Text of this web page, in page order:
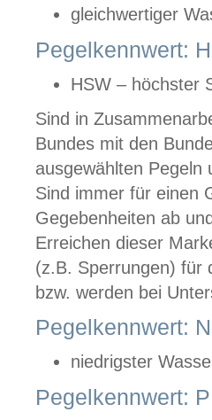
gleichwertiger
Pegelkennwert:
HSW – höchster
Sind in
Bundes mit den
ausgewählten
Sind immer für einen
Gegebenheiten ab
Erreichen dieser
(z.B. Sperrungen) für
bzw. werden bei
Pegelkennwert:
niedrigster
Pegelkennwert: